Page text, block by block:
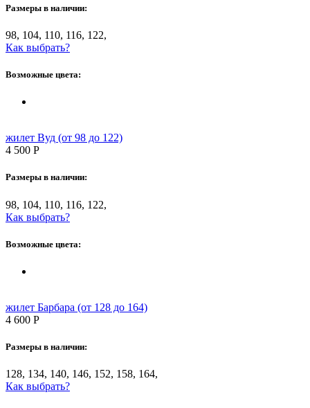
Размеры в наличии:
98, 104, 110, 116, 122,
Как выбрать?
Возможные цвета:
жилет Вуд (от 98 до 122)
4 500 Р
Размеры в наличии:
98, 104, 110, 116, 122,
Как выбрать?
Возможные цвета:
жилет Барбара (от 128 до 164)
4 600 Р
Размеры в наличии:
128, 134, 140, 146, 152, 158, 164,
Как выбрать?